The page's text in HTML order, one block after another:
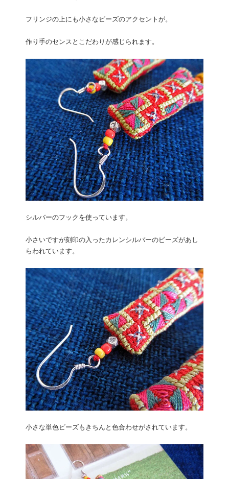
フリンジの上にも小さなビーズのアクセントが。
作り手のセンスとこだわりが感じられます。
シルバーのフックを使っています。
小さいですが刻印の入ったカレンシルバーのビーズがあし
らわれています。
小さな単色ビーズもきちんと色合わせがされています。